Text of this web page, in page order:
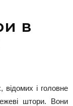
в
і головне
штори. Вони